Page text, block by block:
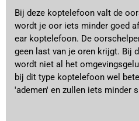
Bij deze koptelefoon valt de
wordt je oor iets minder goed
ear koptelefoon. De
geen last van je oren krijgt. Bij
wordt niet al het
bij dit type koptelefoon wel
'ademen' en zullen iets minder